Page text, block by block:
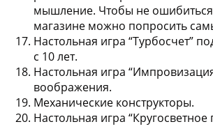
мышление. Чтобы не
магазине можно попросить
Настольная игра “Турбосчет”
с 10 лет.
Настольная игра
воображения.
Механические конструкторы.
Настольная игра “Кругосветное